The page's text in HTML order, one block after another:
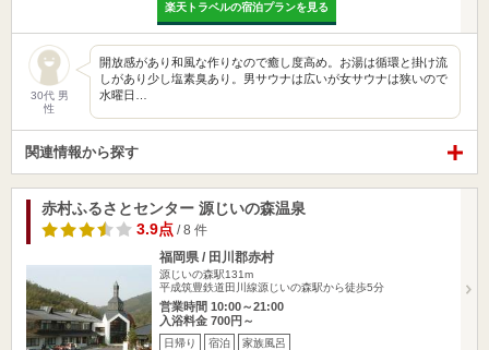
楽天トラベルの宿泊プランを見る
30代 男
性
開放感があり和風な作りなので癒し度高め。お湯は循環と掛け流
しがあり少し塩素臭あり。男サウナは広いが女サウナは狭いので
水曜日…
関連情報から探す
赤村ふるさとセンター 源じいの森温泉
3.9点 / 8 件
福岡県 / 田川郡赤村
源じいの森駅131m
平成筑豊鉄道田川線源じいの森駅から徒歩5分
営業時間 10:00～21:00
入浴料金 700円～
日帰り 宿泊 家族風呂